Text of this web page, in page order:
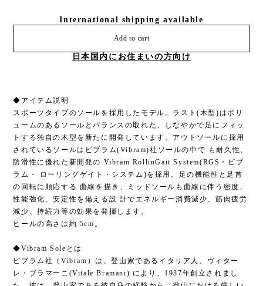
International shipping available
Add to cart
日本国内にお住まいの方向け
◆アイテム説明
スポーツタイプのソールを採用したモデル。ラスト(木型)はボリ
ュームのあるソールとバランスの取れた、しなやかで足にフィッ
トする独自の木型を新たに開発しています。アウトソールに採用
されているソールはビブラム(Vibram)社ソールの中で も耐久性、
防滑性に優れた新開発の Vibram RollinGait System(RGS・ビブ
ラム・ ローリングゲイト・システム)を採用。足の機能性と足首
の回転に順応する 曲線を描き、ミッドソールも曲線に伴う密度、
性能強化、安定性を備える設 計でエネルギー消費減少、筋肉疲労
減少、持続力等の効果を発揮します。
ヒールの高さは約 5cm。
◆Vibram Soleとは
ビブラム社（Vibram）は、登山家であるイタリア人、ヴィター
レ・ブラマーニ(Vitale Bramani) により、1937年創立されまし